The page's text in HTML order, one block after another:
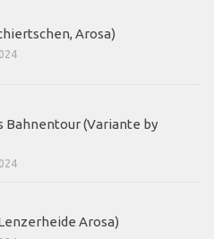
Arosa)
Bahnentour (Variante by
Arosa)